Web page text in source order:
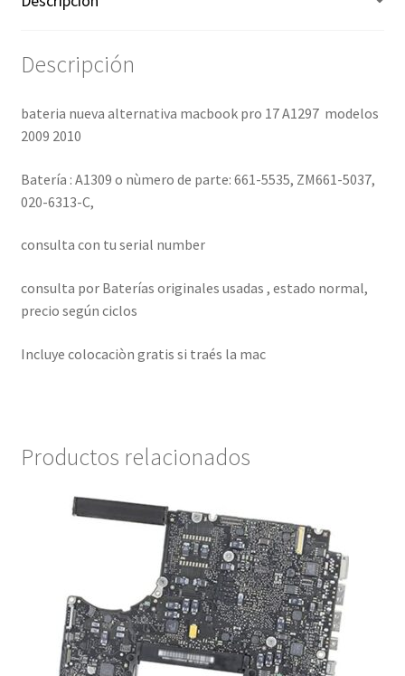
Descripción
bateria nueva alternativa macbook pro 17 A1297 modelos
2009 2010
Batería : A1309 o nùmero de parte: 661-5535, ZM661-5037,
020-6313-C,
consulta con tu serial number
consulta por Baterías originales usadas , estado normal,
precio según ciclos
Incluye colocaciòn gratis si traés la mac
Productos relacionados